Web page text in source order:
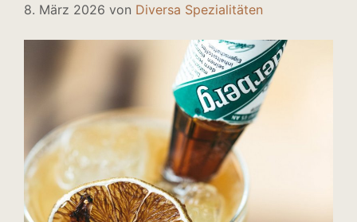
8. März 2026 von Diversa Spezialitäten